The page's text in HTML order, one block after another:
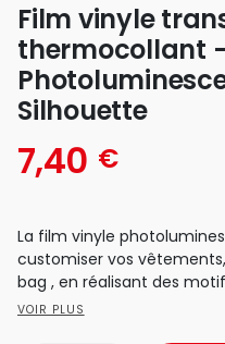
Film vinyle
thermocollant -
Silhouette
7,40 €
La film vinyle
customiser vos
bag , en réalisant des
fixés...
VOIR PLUS